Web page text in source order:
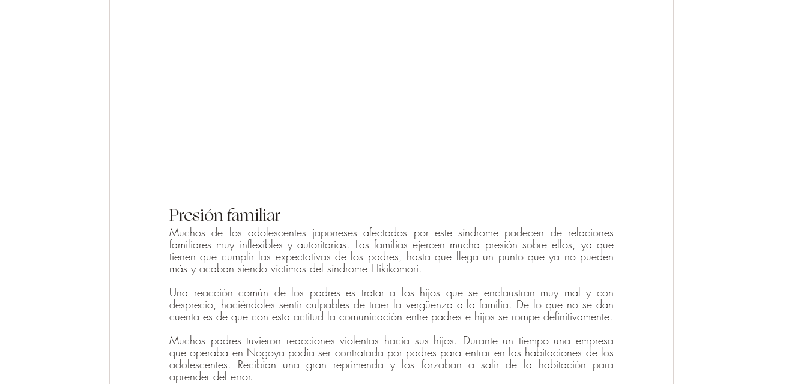
Presión familiar
Muchos de los adolescentes japoneses afectados por este síndrome padecen de relaciones
familiares muy inflexibles y autoritarias. Las familias ejercen mucha presión sobre ellos, ya que
tienen que cumplir las expectativas de los padres, hasta que llega un punto que ya no pueden
más y acaban siendo víctimas del síndrome Hikikomori.
Una reacción común de los padres es tratar a los hijos que se enclaustran muy mal y con
desprecio, haciéndoles sentir culpables de traer la vergüenza a la familia. De lo que no se dan
cuenta es de que con esta actitud la comunicación entre padres e hijos se rompe definitivamente.
Muchos padres tuvieron reacciones violentas hacia sus hijos. Durante un tiempo una empresa
que operaba en Nogoya podía ser contratada por padres para entrar en las habitaciones de los
adolescentes. Recibían una gran reprimenda y los forzaban a salir de la habitación para
aprender del error.